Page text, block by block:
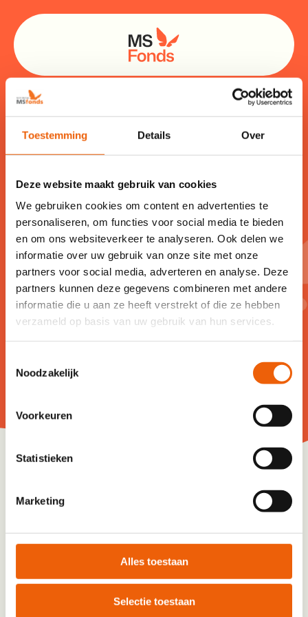
Toestemming Details Over
Deze website maakt gebruik van cookies
We gebruiken cookies om content en advertenties te
personaliseren, om functies voor social media te bieden
en om ons websiteverkeer te analyseren. Ook delen we
informatie over uw gebruik van onze site met onze
partners voor social media, adverteren en analyse. Deze
partners kunnen deze gegevens combineren met andere
informatie die u aan ze heeft verstrekt of die ze hebben
verzameld op basis van uw gebruik van hun services.
Noodzakelijk
Voorkeuren
Statistieken
Marketing
Alles toestaan
Selectie toestaan
Kom ook helpen bij een
van de MS-
Kinderkampen in 2026
Lees in hetprivacy statementhoe het MS Fonds
omgaat met je persoonsgegevens.
6 – 10 jaar | van 19 t/m 21 juni |
18 – 25 jaar | van 11 t/m 13 september
Akkrum (Friesland)